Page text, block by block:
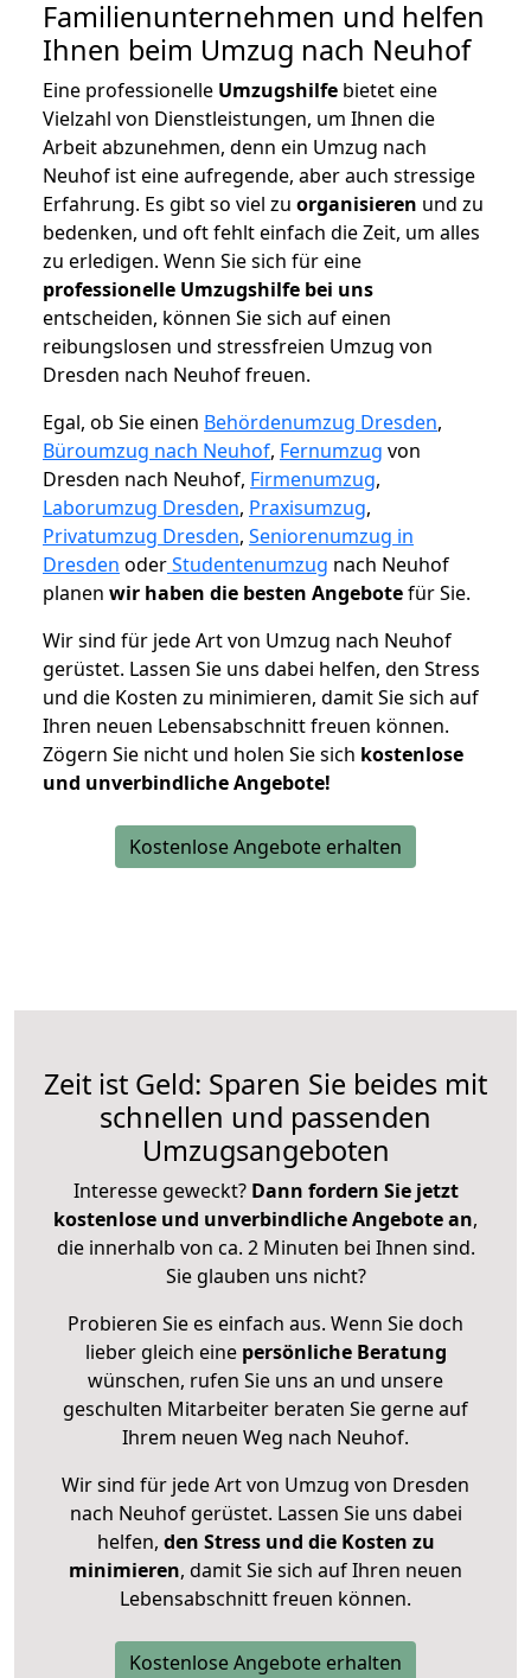
Familienunternehmen und helfen
Ihnen beim Umzug nach Neuhof
Eine professionelle Umzugshilfe bietet eine
Vielzahl von Dienstleistungen, um Ihnen die
Arbeit abzunehmen, denn ein Umzug nach
Neuhof ist eine aufregende, aber auch stressige
Erfahrung. Es gibt so viel zu organisieren und zu
bedenken, und oft fehlt einfach die Zeit, um alles
zu erledigen. Wenn Sie sich für eine
professionelle Umzugshilfe bei uns
entscheiden, können Sie sich auf einen
reibungslosen und stressfreien Umzug von
Dresden nach Neuhof freuen.
Egal, ob Sie einen Behördenumzug Dresden,
Büroumzug nach Neuhof, Fernumzug von
Dresden nach Neuhof, Firmenumzug,
Laborumzug Dresden, Praxisumzug,
Privatumzug Dresden, Seniorenumzug in
Dresden oderStudentenumzug nach Neuhof
planen wir haben die besten Angebotefür Sie.
Wir sind für jede Art von Umzug nach Neuhof
gerüstet. Lassen Sie uns dabei helfen, den Stress
und die Kosten zu minimieren, damit Sie sich auf
Ihren neuen Lebensabschnitt freuen können.
Zögern Sie nicht und holen Sie sich kostenlose
und unverbindliche Angebote!
Kostenlose Angebote erhalten
Zeit ist Geld: Sparen Sie beides mit
schnellen und passenden
Umzugsangeboten
Interesse geweckt? Dann fordern Sie jetzt
kostenlose und unverbindliche Angebote an,
die innerhalb von ca. 2 Minuten bei Ihnen sind.
Sie glauben uns nicht?
Probieren Sie es einfach aus. Wenn Sie doch
lieber gleich eine persönliche Beratung
wünschen, rufen Sie uns an und unsere
geschulten Mitarbeiter beraten Sie gerne auf
Ihrem neuen Weg nach Neuhof.
Wir sind für jede Art von Umzug von Dresden
nach Neuhof gerüstet. Lassen Sie uns dabei
helfen, den Stress und die Kosten zu
minimieren, damit Sie sich auf Ihren neuen
Lebensabschnitt freuen können.
Kostenlose Angebote erhalten